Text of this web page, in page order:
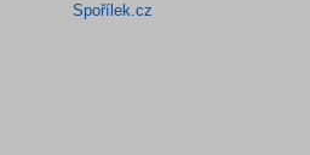
Spořílek.cz